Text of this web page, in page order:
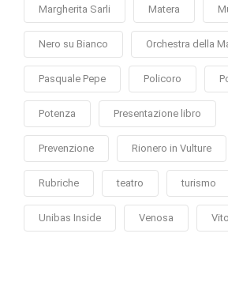
Margherita Sarli Matera
Nero su Bianco Orchestra della
Pasquale Pepe Policoro
Potenza Presentazione libro
Prevenzione Rionero in Vulture
Rubriche teatro turismo
Unibas Inside Venosa